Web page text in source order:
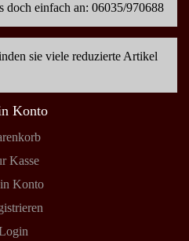
doch einfach an: 06035/970688
sie viele reduzierte Artikel
Konto
Kasse
Konto